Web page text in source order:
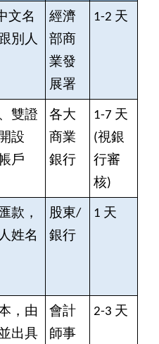
文名
別人
經濟
部商
業發
展署
1-2 天
雙證
設
戶
各大
商業
銀行
1-7 天
(視銀
行審
核)
款，
姓名
股東/
銀行
1 天
，由
出具
會計
師事
2-3 天